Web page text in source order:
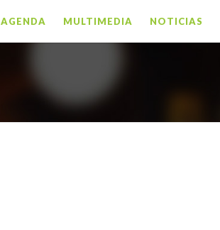
AGENDA MULTIMEDIA NOTICIAS